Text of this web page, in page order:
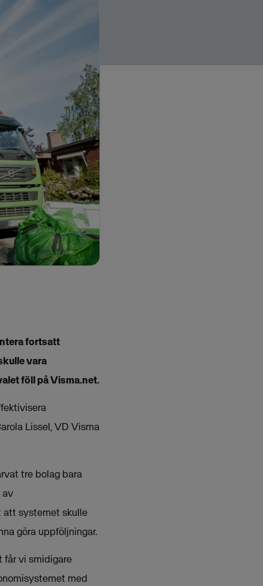
fortsatt
vara
föll på Visma.net.
Lissel, VD Visma
tre bolag bara
av
att systemet skulle
göra uppföljningar.
får vi smidigare
med